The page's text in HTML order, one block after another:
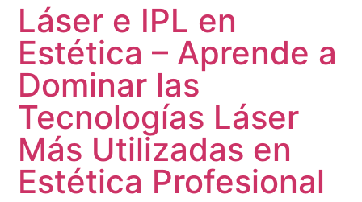
Láser e IPL en
Estética – Aprende a
Dominar las
Tecnologías Láser
Más Utilizadas en
Estética Profesional